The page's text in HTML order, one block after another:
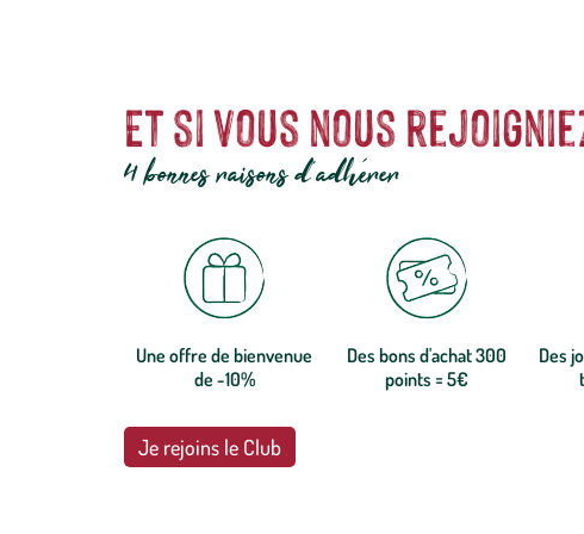
Et si vous nous
4 bonnes raisons d'adhérer
Une offre de bienvenue
de -10%
Des bons d'achat 300
points = 5€
Des
Je rejoins le Club